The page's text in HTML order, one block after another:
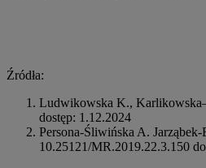
Źródła:
Ludwikowska K.,
dostęp: 1.12.2024
Persona-Śliwińska A.
10.25121/MR.2019.22.3.150